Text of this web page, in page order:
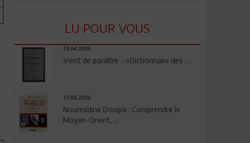
LU POUR VOUS
23.04.2026
Vient de paraître - «Dictionnaire des ...
17.03.2026
Noureddine Dougui : Comprendre le
Moyen-Orient, ...